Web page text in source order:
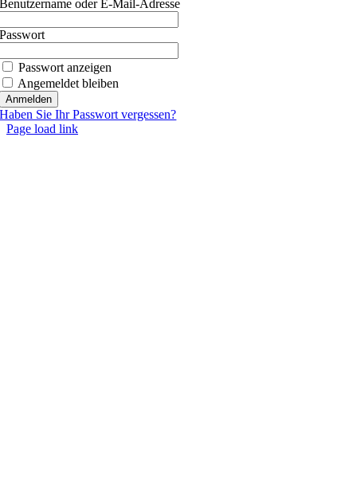
Benutzername oder E-Mail-Adresse
Passwort
Passwort anzeigen
Angemeldet bleiben
Haben Sie Ihr Passwort vergessen?
Page load link